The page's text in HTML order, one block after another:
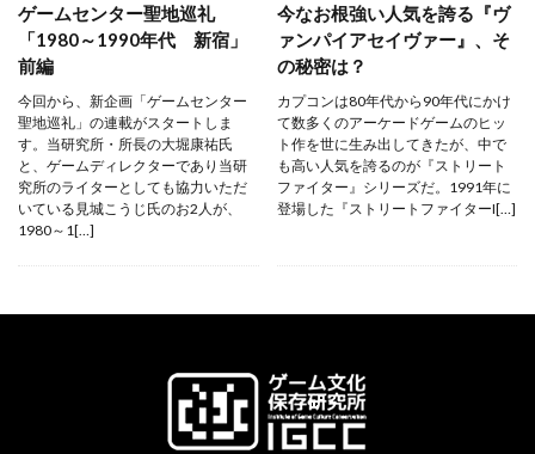
ゲームセンター聖地巡礼
「1980～1990年代 新宿」
前編
今回から、新企画「ゲームセンター
聖地巡礼」の連載がスタートしま
す。当研究所・所長の大堀康祐氏
と、ゲームディレクターであり当研
究所のライターとしても協力いただ
いている見城こうじ氏のお2人が、
1980～1[…]
今なお根強い人気を誇る『ヴ
ァンパイアセイヴァー』、そ
の秘密は？
カプコンは80年代から90年代にかけ
て数多くのアーケードゲームのヒッ
ト作を世に生み出してきたが、中で
も高い人気を誇るのが『ストリート
ファイター』シリーズだ。1991年に
登場した『ストリートファイターI[…]